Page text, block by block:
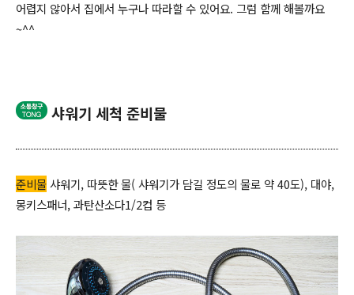
어렵지 않아서 집에서 누구나 따라할 수 있어요. 그럼 함께 해볼까요
~^^
샤워기 세척 준비물
준비물샤워기, 따뜻한 물( 샤워기가 담길 정도의 물로 약 40도), 대야,
몽키스패너, 과탄산소다1/2컵 등